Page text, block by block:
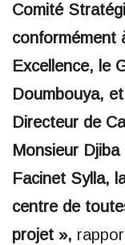
Comité
conformément
Excellence, le
Doumbouya,
Directeur de
Monsieur
Facinet Sylla,
centre de
projet »,